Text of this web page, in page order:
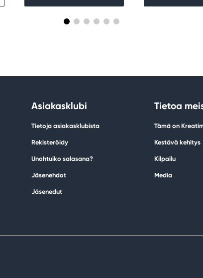
Asiakasklubi
Tietoja asiakasklubista
Rekisteröidy
Unohtuiko salasana?
Jäsenehdot
Jäsenedut
Tietoa
Tämä on
Kestävä kehitys
Kilpailu
Media